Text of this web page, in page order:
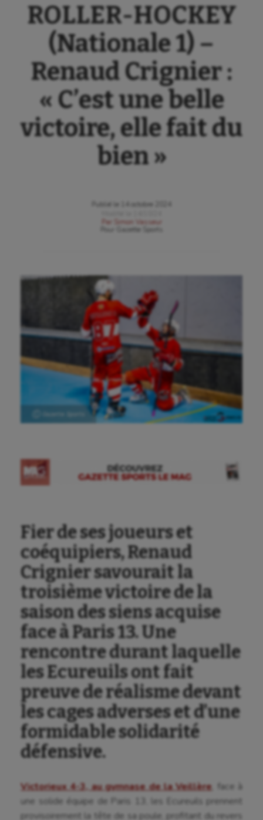
ROLLER-HOCKEY
(Nationale 1) –
Renaud Crignier :
« C’est une belle
victoire, elle fait du
bien »
Publié le
14 octobre 2024
Par
Simon Vasseur
Gazette Sports
Fier de ses joueurs et
coéquipiers, Renaud
Crignier savourait la
troisième victoire de la
saison des siens acquise
face à Paris 13. Une
rencontre durant laquelle
les Ecureuils ont fait
preuve de réalisme devant
les cages adverses et d’une
formidable solidarité
défensive.
Victorieux 4-3, au gymnase de la Veillère , face à
une solide équipe de Paris 13, les Ecureuils prennent
provisoirement la tête de sa poule, profitant du revers